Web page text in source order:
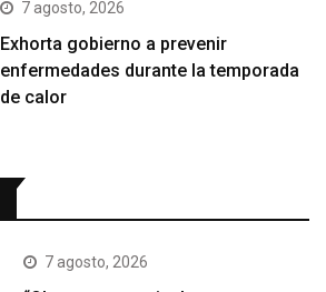
7 agosto, 2026
Exhorta gobierno a prevenir
enfermedades durante la temporada
de calor
7 agosto, 2026